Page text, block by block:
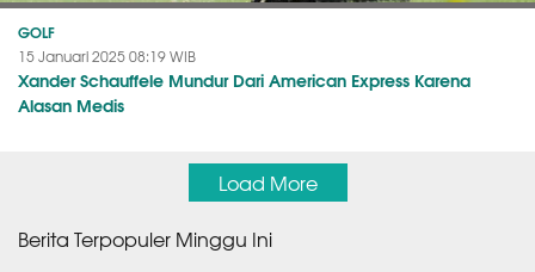
GOLF
15 Januari 2025 08:19 WIB
Xander Schauffele Mundur Dari American Express Karena
Alasan Medis
Load More
Berita Terpopuler Minggu Ini